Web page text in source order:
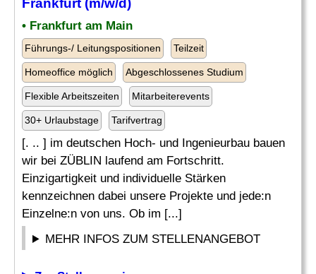
Frankfurt (m/w/d)
• Frankfurt am Main
Führungs-/ Leitungspositionen Teilzeit
Homeoffice möglich Abgeschlossenes Studium
Flexible Arbeitszeiten Mitarbeiterevents
30+ Urlaubstage Tarifvertrag
[. .. ] im deutschen Hoch- und Ingenieurbau bauen
wir bei ZÜBLIN laufend am Fortschritt.
Einzigartigkeit und individuelle Stärken
kennzeichnen dabei unsere Projekte und jede:n
Einzelne:n von uns. Ob im [...]
MEHR INFOS ZUM STELLENANGEBOT